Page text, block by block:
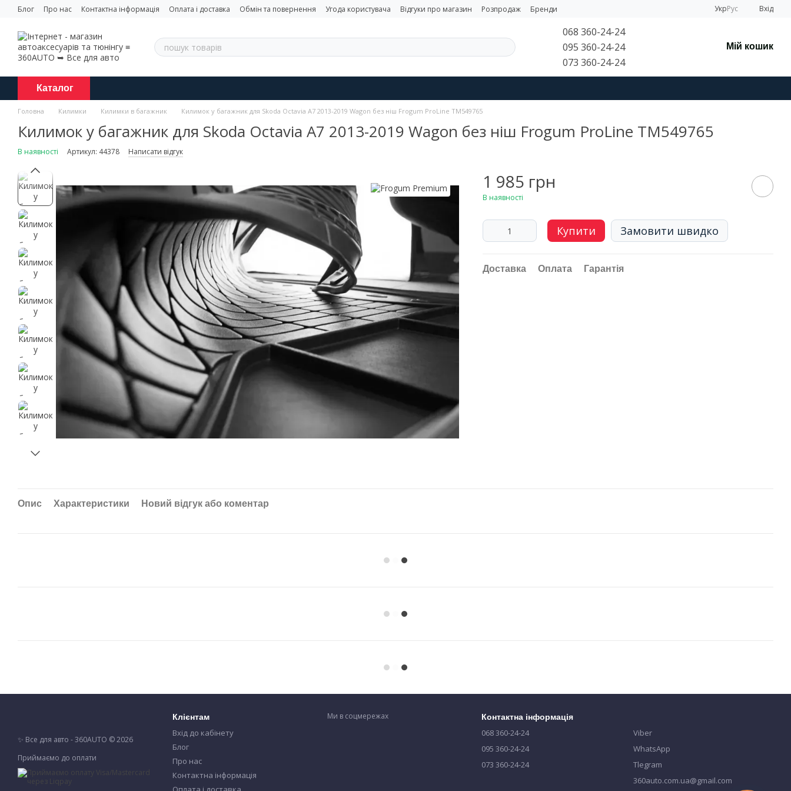
Перейти до основного контенту
Блог Про нас Контактна інформація Оплата і доставка Обмін та повернення Угода користувача Відгуки про магазин Розпродаж Бренди УкрРус Вхід
068 360-24-24
095 360-24-24
073 360-24-24
Мій кошик
Каталог
Головна Килимки Килимки в багажник Килимок у багажник для Skoda Octavia A7 2013-2019 Wagon без ніш Frogum ProLine TM549765
Килимок у багажник для Skoda Octavia A7 2013-2019 Wagon без ніш Frogum ProLine TM549765
В наявності Артикул: 44378 Написати відгук
1 985 грн
В наявності
Купити Замовити швидко
Доставка Оплата Гарантія
Опис Характеристики Новий відгук або коментар
✨ Все для авто - 360AUTO © 2026
Приймаємо до оплати
Клієнтам
Вхід до кабінету
Блог
Про нас
Контактна інформація
Ми в соцмережах Контактна інформація
068 360-24-24
095 360-24-24
073 360-24-24
Viber
WhatsApp
Tlegram
360auto.com.ua@gmail.com